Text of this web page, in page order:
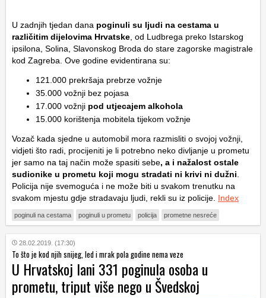
U zadnjih tjedan dana poginuli su ljudi na cestama u
različitim dijelovima Hrvatske , od Ludbrega preko Istarskog
ipsilona, Solina, Slavonskog Broda do stare zagorske magistrale
kod Zagreba. Ove godine evidentirana su:
121.000 prekršaja prebrze vožnje
35.000 vožnji bez pojasa
17.000 vožnji pod utjecajem alkohola
15.000 korištenja mobitela tijekom vožnje
Vozač kada sjedne u automobil mora razmisliti o svojoj vožnji,
vidjeti što radi, procijeniti je li potrebno neko divljanje u prometu
jer samo na taj način može spasiti sebe, a i nažalost ostale
sudionike u prometu koji mogu stradati ni krivi ni dužni
Policija nije svemoguća i ne može biti u svakom trenutku na
svakom mjestu gdje stradavaju ljudi, rekli su iz policije. Index
poginuli na cestama poginuli u prometu policija prometne nesreće
28.02.2019. (17:30)
To što je kod njih snijeg, led i mrak pola godine nema veze
U Hrvatskoj lani 331 poginula osoba u
prometu, triput više nego u Švedskoj